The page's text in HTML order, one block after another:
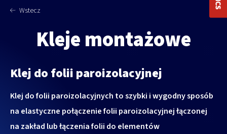
Wstecz
Kleje montażowe
Klej do folii paroizolacyjnej
Klej do folii paroizolacyjnych to szybki i wygodny sposób
na elastyczne połączenie folii paroizolacyjnej łączonej
na zakład lub łączenia folii do elementów